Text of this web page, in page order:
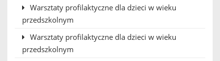
Warsztaty profilaktyczne dla dzieci w wieku
przedszkolnym
Warsztaty profilaktyczne dla dzieci w wieku
przedszkolnym